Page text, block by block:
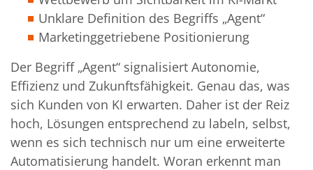
Unklare Definition des Begriffs „Agent“
Marketinggetriebene Positionierung
Der Begriff „Agent“ signalisiert Autonomie,
Effizienz und Zukunftsfähigkeit. Genau das, was
sich Kunden von KI erwarten. Daher ist der Reiz
hoch, Lösungen entsprechend zu labeln, selbst,
wenn es sich technisch nur um eine erweiterte
Automatisierung handelt. Woran erkennt man